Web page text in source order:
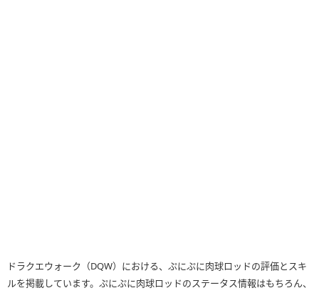
ドラクエウォーク（DQW）における、ぷにぷに肉球ロッドの評価とスキ
ルを掲載しています。ぷにぷに肉球ロッドのステータス情報はもちろん、